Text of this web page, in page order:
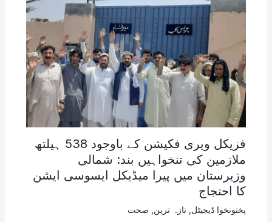
فزیکل ویری فکیشن کے باوجود 538 ہیلتھ
ملازمین کی تنخواہیں بند: شمالی
وزیرستان میں پیرا میڈیکل ایسوسی ایشن
کا احتجاج
پختونخوا ڈیجیٹل تازہ ترین صحت